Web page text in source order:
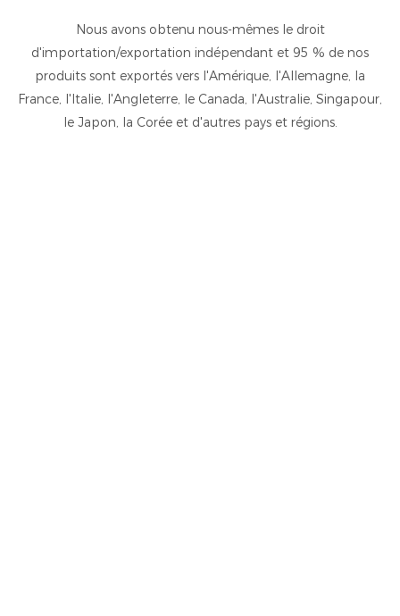
Nous avons obtenu nous-mêmes le droit
d'importation/exportation indépendant et 95 % de nos
produits sont exportés vers l'Amérique, l'Allemagne, la
France, l'Italie, l'Angleterre, le Canada, l'Australie, Singapour,
le Japon, la Corée et d'autres pays et régions.